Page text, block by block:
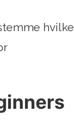
hvilke